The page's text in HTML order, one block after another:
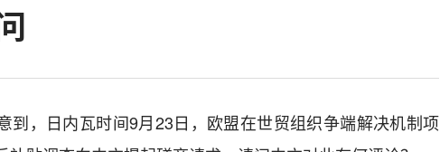
到，日内瓦时间9月23日，欧盟在世贸组织争端解决机制项